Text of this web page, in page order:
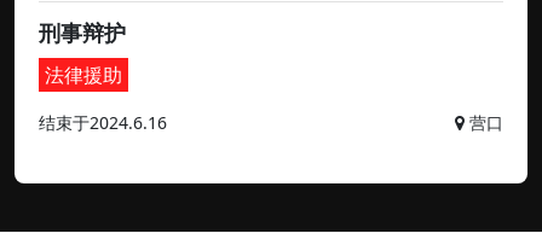
刑事辩护
法律援助
结束于2024.6.16 营口